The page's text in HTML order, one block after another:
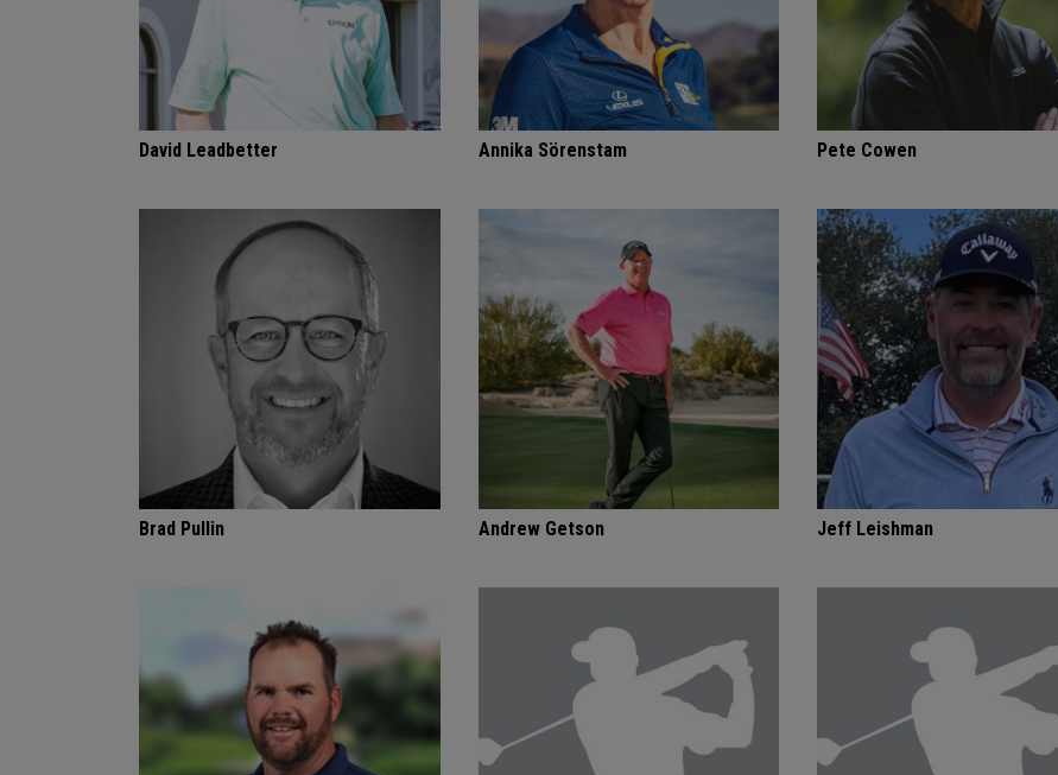
David Leadbetter Annika Sörenstam Pete Cowen
Brad Pullin Andrew Getson Jeff Leishman